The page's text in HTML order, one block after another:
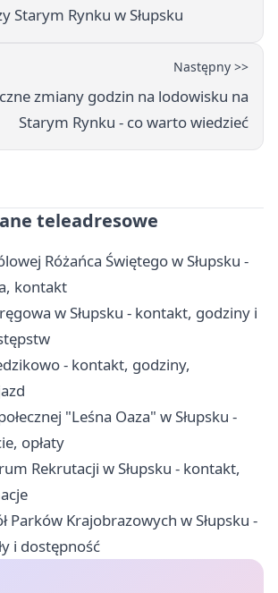
Starym Rynku w Słupsku
Następny >>
zmiany godzin na lodowisku na
Starym Rynku - co warto wiedzieć
teleadresowe
Różańca Świętego w Słupsku -
kontakt
w Słupsku - kontakt, godziny i
- kontakt, godziny,
"Leśna Oaza" w Słupsku -
opłaty
Rekrutacji w Słupsku - kontakt,
Parków Krajobrazowych w Słupsku -
i dostępność